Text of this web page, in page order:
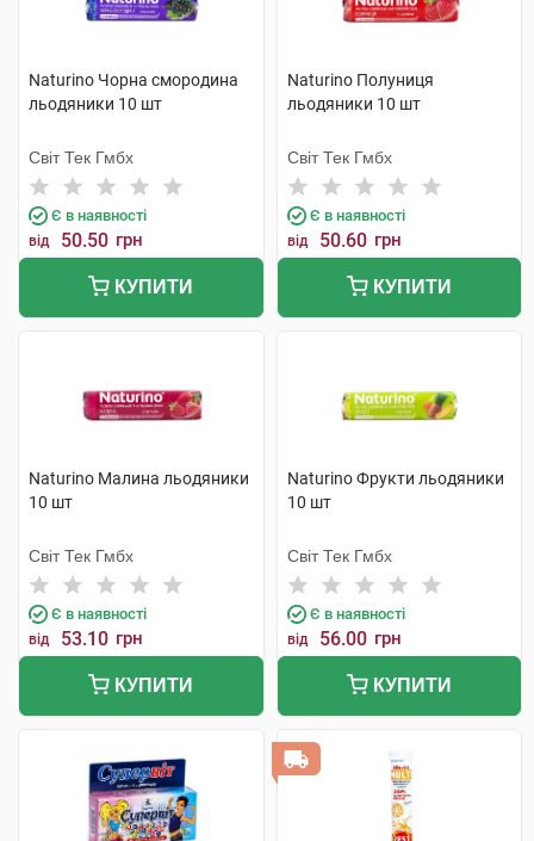
Naturino Чорна смородина
льодяники 10 шт
Світ Тек Гмбх
Є в наявності
від 50.50 грн
КУПИТИ
Naturino Полуниця
льодяники 10 шт
Світ Тек Гмбх
Є в наявності
від 50.60 грн
КУПИТИ
Naturino Малина льодяники
10 шт
Світ Тек Гмбх
Є в наявності
від 53.10 грн
КУПИТИ
Naturino Фрукти льодяники
10 шт
Світ Тек Гмбх
Є в наявності
від 56.00 грн
КУПИТИ